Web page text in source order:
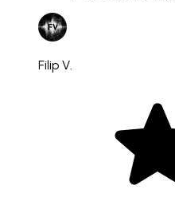
Filip V.